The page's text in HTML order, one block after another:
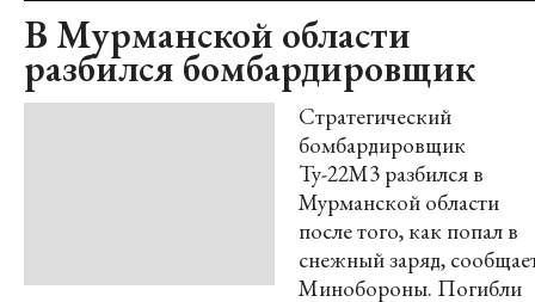
В Мурманской области
разбился бомбардировщик
Стратегический
бомбардировщик
Ту-22М3 разбился в
Мурманской области
после того, как попал в
снежный заряд,
Минобороны. Погибли